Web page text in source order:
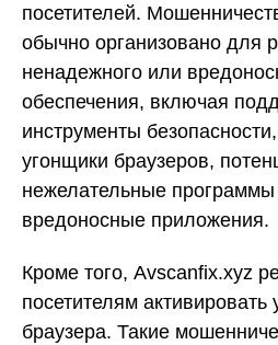
посетителей.
обычно организовано для
ненадежного или
обеспечения, включая
инструменты
угонщики браузеров,
нежелательные
вредоносные приложения.
Кроме того, Avscanfix.xyz
посетителям
браузера. Такие